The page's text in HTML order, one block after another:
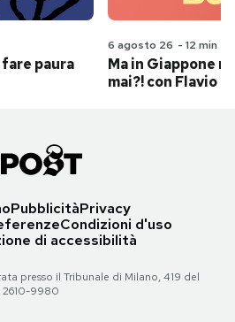
paura
6 agosto 26 - 12 min
Ma in Giappone
mai?! con Flavio
PubblicitàPrivacy
Condizioni d'uso
di accessibilità
presso il Tribunale di Milano, 419 del
2610-9980